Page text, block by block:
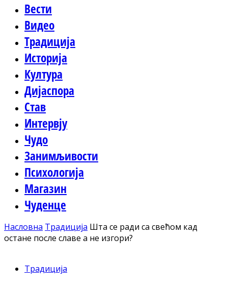
Вести
Видео
Традиција
Историја
Култура
Дијаспора
Став
Интервју
Чудо
Занимљивости
Психологија
Магазин
Чуденце
Насловна Традиција Шта се ради са свећом кад
остане после славе а не изгори?
Традиција